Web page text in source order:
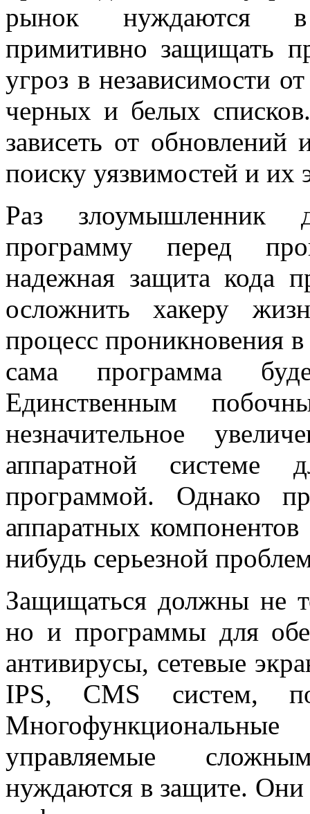
рынок нуждаются в
примитивно защищать
угроз в независимости
черных и белых
зависеть от обновлений
поиску уязвимостей и их
Раз злоумышленник
программу перед
надежная защита кода
осложнить хакеру
процесс проникновения
сама программа
Единственным
незначительное
аппаратной
программой. Однако
аппаратных компонентов
нибудь серьезной
Защищаться должны не
но и программы для
антивирусы, сетевые
IPS, CMS систем,
управляемые
нуждаются в защите. Они